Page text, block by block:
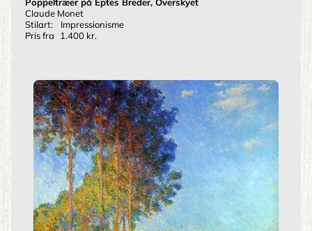
Poppeltræer på Eptes Breder, Overskyet
Claude Monet
Stilart:
Impressionisme
Pris fra
1.400 kr.